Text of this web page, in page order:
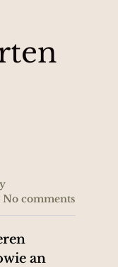
No comments
an